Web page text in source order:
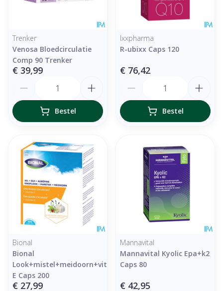
Trenker
Venosa Bloedcirculatie
Comp 90 Trenker
€ 39,99
Bestel
Ixxpharma
R-ubixx Caps 120
€ 76,42
Bestel
Bional
Bional
Look+mistel+meidoorn+vit
E Caps 200
€ 27,99
Mannavital
Mannavital Kyolic Epa+k2
Caps 80
€ 42,95